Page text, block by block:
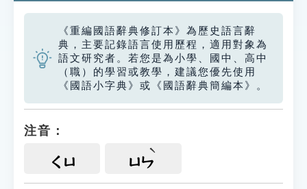
生命大百科索引
遊戲專區
教學應用
貓頭鷹博士
《重編國語辭典修訂本》為歷史語言辭
典，主要記錄語言使用歷程，適用對象為
語文研究者。若您是為小學、國中、高中
（職）的學習或教學，建議您優先使用
《國語小字典》或《國語辭典簡編本》。
注音：
ㄑㄩ ㄩㄣ